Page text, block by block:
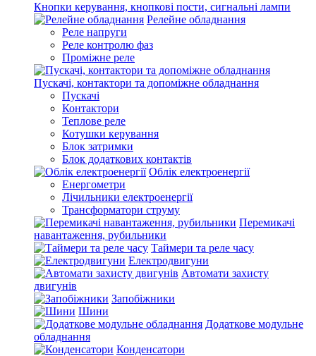
Кнопки керування, кнопкові пости, сигнальні лампи
Релейне обладнання
Реле напруги
Реле контролю фаз
Проміжне реле
Пускачі, контактори та допоміжне обладнання
Пускачі
Контактори
Теплове реле
Котушки керування
Блок затримки
Блок додаткових контактів
Облік електроенергії
Енергометри
Лічильники електроенергії
Трансформатори струму
Перемикачі
навантаження, рубильники
Таймери та реле часу
Електродвигуни
Автомати захисту
двигунів
Запобіжники
Шини
Додаткове модульне
обладнання
Конденсатори